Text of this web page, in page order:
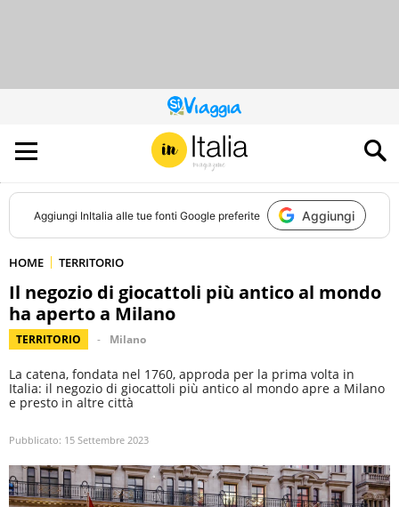
QUESTO
SITO
CONTRIBUISCE
ALL’AUDIENCE
DI
Aggiungi InItalia alle tue fonti Google preferite Aggiungi
HOME TERRITORIO
Il negozio di giocattoli più antico al mondo
ha aperto a Milano
TERRITORIO Milano
La catena, fondata nel 1760, approda per la prima volta in
Italia: il negozio di giocattoli più antico al mondo apre a Milano
e presto in altre città
Pubblicato: 15 Settembre 2023